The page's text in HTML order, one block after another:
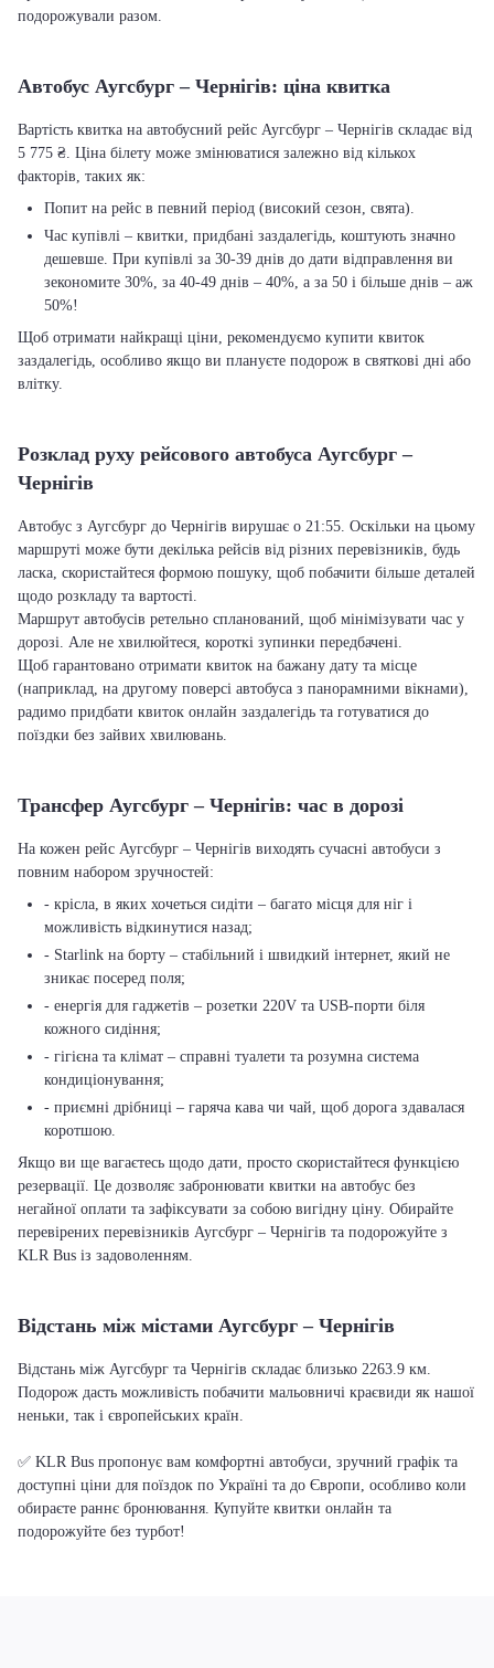
подорожували разом.
Автобус Аугсбург – Чернігів: ціна квитка
Вартість квитка на автобусний рейс Аугсбург – Чернігів складає від
5 775 ₴. Ціна білету може змінюватися залежно від кількох
факторів, таких як:
Попит на рейс в певний період (високий сезон, свята).
Час купівлі – квитки, придбані заздалегідь, коштують значно
дешевше. При купівлі за 30-39 днів до дати відправлення ви
зекономите 30%, за 40-49 днів – 40%, а за 50 і більше днів – аж
50%!
Щоб отримати найкращі ціни, рекомендуємо купити квиток
заздалегідь, особливо якщо ви плануєте подорож в святкові дні або
влітку.
Розклад руху рейсового автобуса Аугсбург –
Чернігів
Автобус з Аугсбург до Чернігів вирушає о 21:55. Оскільки на цьому
маршруті може бути декілька рейсів від різних перевізників, будь
ласка, скористайтеся формою пошуку, щоб побачити більше деталей
щодо розкладу та вартості.
Маршрут автобусів ретельно спланований, щоб мінімізувати час у
дорозі. Але не хвилюйтеся, короткі зупинки передбачені.
Щоб гарантовано отримати квиток на бажану дату та місце
(наприклад, на другому поверсі автобуса з панорамними вікнами),
радимо придбати квиток онлайн заздалегідь та готуватися до
поїздки без зайвих хвилювань.
Трансфер Аугсбург – Чернігів: час в дорозі
На кожен рейс Аугсбург – Чернігів виходять сучасні автобуси з
повним набором зручностей:
- крісла, в яких хочеться сидіти – багато місця для ніг і
можливість відкинутися назад;
- Starlink на борту – стабільний і швидкий інтернет, який не
зникає посеред поля;
- енергія для гаджетів – розетки 220V та USB-порти біля
кожного сидіння;
- гігієна та клімат – справні туалети та розумна система
кондиціонування;
- приємні дрібниці – гаряча кава чи чай, щоб дорога здавалася
коротшою.
Якщо ви ще вагаєтесь щодо дати, просто скористайтеся функцією
резервації. Це дозволяє забронювати квитки на автобус без
негайної оплати та зафіксувати за собою вигідну ціну. Обирайте
перевірених перевізників Аугсбург – Чернігів та подорожуйте з
KLR Bus із задоволенням.
Відстань між містами Аугсбург – Чернігів
Відстань між Аугсбург та Чернігів складає близько 2263.9 км.
Подорож дасть можливість побачити мальовничі краєвиди як нашої
неньки, так і європейських країн.
✅ KLR Bus пропонує вам комфортні автобуси, зручний графік та
доступні ціни для поїздок по Україні та до Європи, особливо коли
обираєте раннє бронювання. Купуйте квитки онлайн та
подорожуйте без турбот!